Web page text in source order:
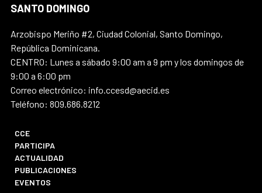
SANTO DOMINGO
Arzobispo Meriño #2, Ciudad Colonial, Santo Domingo,
República Dominicana.
CENTRO: Lunes a sábado 9:00 am a 9 pm y los domingos de
9:00 a 6:00 pm
Correo electrónico: info.ccesd@aecid.es
Teléfono: 809.686.8212
CCE
PARTICIPA
ACTUALIDAD
PUBLICACIONES
EVENTOS